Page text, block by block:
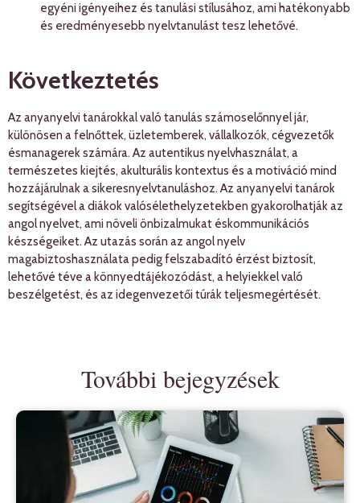
egyéni igényeihez és tanulási stílusához, ami hatékonyabb
és eredményesebb nyelvtanulást tesz lehetővé.
Következtetés
Az anyanyelvi tanárokkal való tanulás számoselőnnyel jár,
különösen a felnőttek, üzletemberek, vállalkozók, cégvezetők
ésmanagerek számára. Az autentikus nyelvhasználat, a
természetes kiejtés, akulturális kontextus és a motiváció mind
hozzájárulnak a sikeresnyelvtanuláshoz. Az anyanyelvi tanárok
segítségével a diákok valósélethelyzetekben gyakorolhatják az
angol nyelvet, ami növeli önbizalmukat éskommunikációs
készségeiket. Az utazás során az angol nyelv
magabiztoshasználata pedig felszabadító érzést biztosít,
lehetővé téve a könnyedtájékozódást, a helyiekkel való
beszélgetést, és az idegenvezetői túrák teljesmegértését.
További bejegyzések